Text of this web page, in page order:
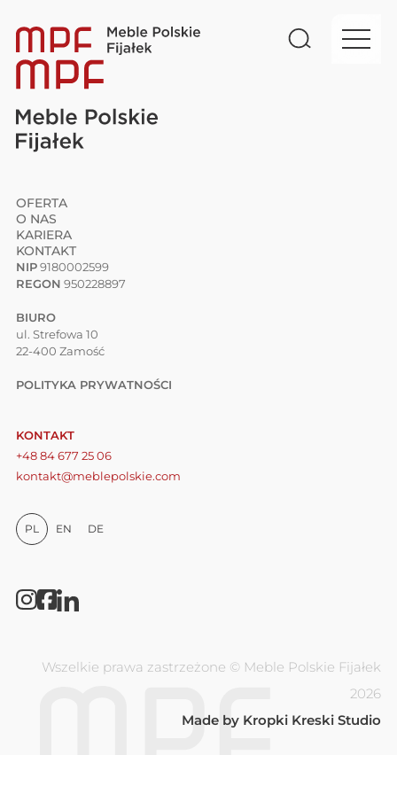
OFERTA
O NAS
KARIERA
KONTAKT
NIP 9180002599
REGON 950228897
BIURO
ul. Strefowa 10
22-400 Zamość
POLITYKA PRYWATNOŚCI
KONTAKT
+48 84 677 25 06
kontakt@meblepolskie.com
PL EN DE
Wszelkie prawa zastrzeżone © Meble Polskie Fijałek
2026
Made by Kropki Kreski Studio